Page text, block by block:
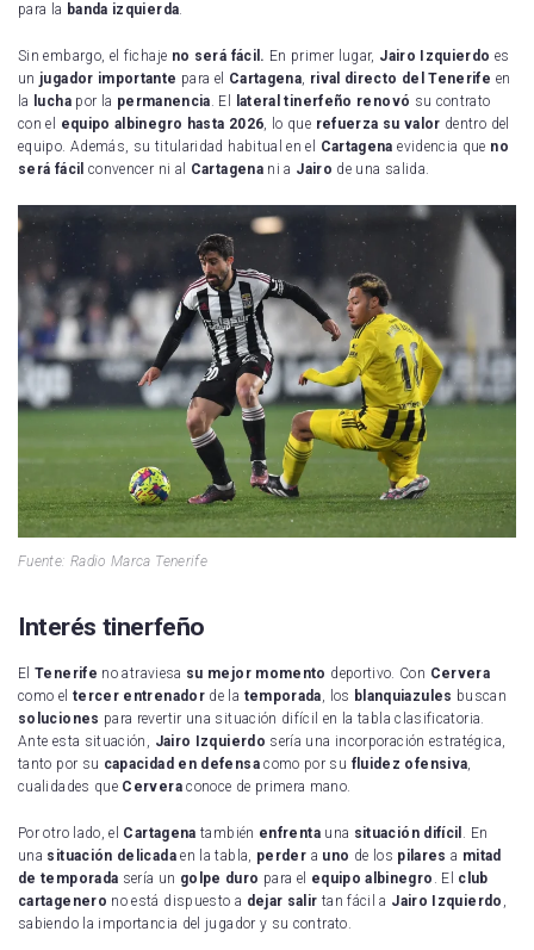
para la banda izquierda.
Sin embargo, el fichaje no será fácil. En primer lugar, Jairo Izquierdo es
un jugador importante para el Cartagena, rival directo del Tenerife en
la
lucha por la permanencia. El lateral tinerfeño renovó su contrato
con el
equipo albinegro hasta 2026, lo que refuerza su valor dentro del
equipo. Además, su titularidad habitual en el
Cartagenaevidencia que no
será fácil convencer ni al Cartagena ni a Jairo de una salida.
Fuente: Radio Marca Tenerife
Interés tinerfeño
ElTenerife no atraviesa su mejor momento deportivo. Con Cervera
como el tercer entrenador de la temporada , los blanquiazules buscan
soluciones para revertir una situación difícil en la tabla clasificatoria.
Ante esta situación,
Jairo Izquierdo sería una incorporación estratégica,
tanto por su capacidad en defensacomo por su fluidez ofensiva
cualidades que Cerveraconoce de primera mano.
Por otro lado, el Cartagenatambién enfrenta una situación difícil
. En
una situación delicadaen la tabla, perder a uno de los pilaresa mitad
de temporada sería un golpe duro para el equipo albinegro . El club
cartagenero no está dispuesto a dejar salir tan fácil a Jairo Izquierdo
sabiendo la importancia del jugador y su contrato.